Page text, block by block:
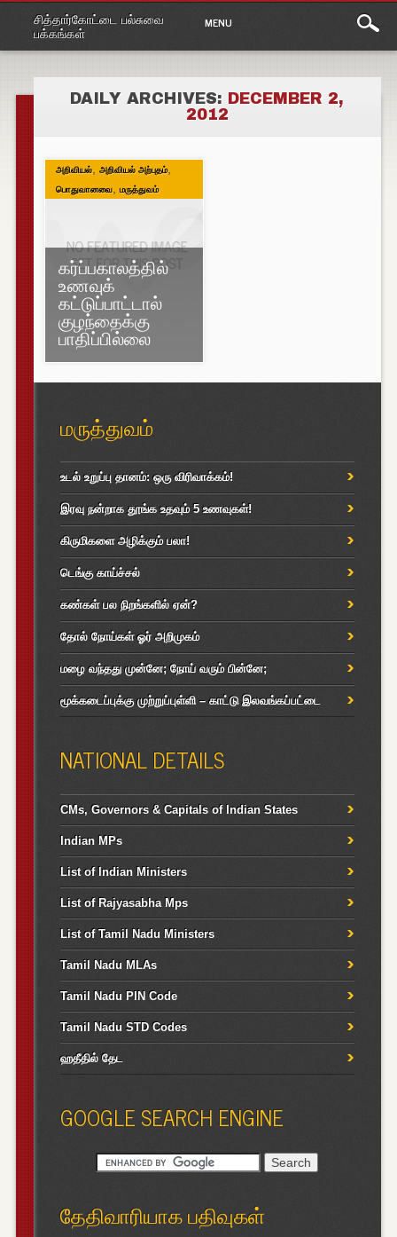
சித்தார்கோட்டை பல்சுவை
பக்கங்கள்
Main
menu
content
MENU
DAILY ARCHIVES: DECEMBER 2,
2012
அறிவியல், அறிவியல் அற்புதம்,
பொதுவானவை, மருத்துவம்
கர்ப்பகாலத்தில்
உணவுக்
கட்டுப்பாட்டால்
குழந்தைக்கு
பாதிப்பில்லை
மருத்துவம்
உடல் உறுப்பு தானம்: ஒரு விரிவாக்கம்!
இரவு நன்றாக தூங்க உதவும் 5 உணவுகள்!
கிருமிகளை அழிக்கும் பலா!
டெங்கு காய்ச்சல்
கண்கள் பல நிறங்களில் ஏன்?
தோல் நோய்கள் ஓர் அறிமுகம்
மழை வந்தது முன்னே; நோய் வரும் பின்னே;
மூக்கடைப்புக்கு முற்றுப்புள்ளி – காட்டு இலவங்கப்பட்டை
NATIONAL DETAILS
CMs, Governors & Capitals of Indian States
Indian MPs
List of Indian Ministers
List of Rajyasabha Mps
List of Tamil Nadu Ministers
Tamil Nadu MLAs
Tamil Nadu PIN Code
Tamil Nadu STD Codes
ஹதீதில் தேட
GOOGLE SEARCH ENGINE
தேதிவாரியாக பதிவுகள்